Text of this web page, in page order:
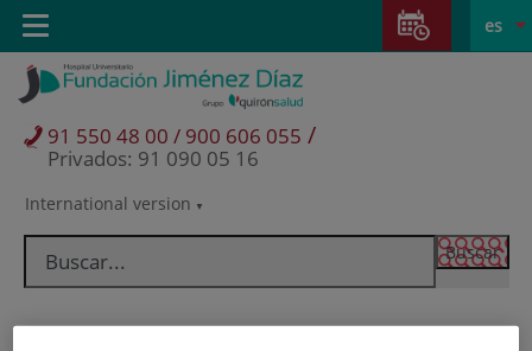
Saltar al contenido
Saltar
contenido
Selector
idioma
activo
es
International version
91 550 48 00 / 900 606 055 /
Privados: 91 090 05 16
Toggle
navigation